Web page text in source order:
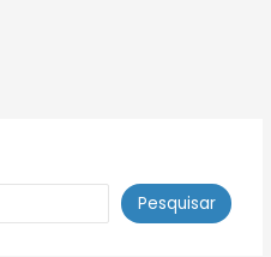
Pesquisar